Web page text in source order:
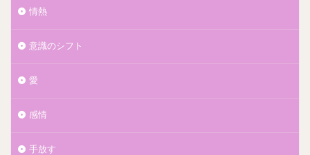
情熱
意識のシフト
愛
感情
手放す